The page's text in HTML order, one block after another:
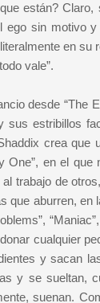
están?
ego sin motivo
en su
vale”.
desde
estribillos
crea
en el
trabajo de
aburren,
cualquier
y sacan
y se sueltan,
suenan.